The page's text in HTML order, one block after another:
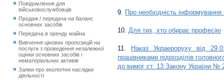
Повідомлення для
військовослужбовців
Продаж / передача на баланс
основних засобів
Передача в оренду майна
Вивчення цінових пропозицій на
послуги з проведення незалежної
оцінки основних засобів і
нематеріальних активів
Заяви про екологічні наслідки
діяльності
9. Про необхідність
10. Для тих, хто обирає професію
11.
Наказ Украероруху від
працівниками підрозділів
до вимог ст. 13 Закону України №